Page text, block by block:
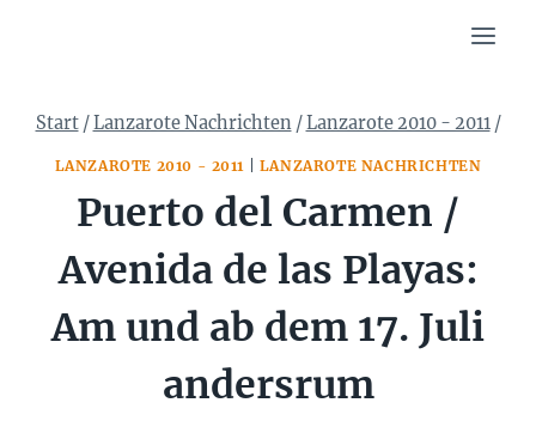
Start /Lanzarote Nachrichten /Lanzarote 2010 - 2011 /
LANZAROTE 2010 - 2011 LANZAROTE NACHRICHTEN
Puerto del Carmen /
Avenida de las Playas:
Am und ab dem 17. Juli
andersrum